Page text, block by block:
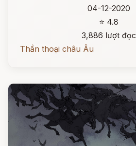
04-12-2020
⭐ 4.8
3,886 lượt đọc
Thần thoại châu Âu